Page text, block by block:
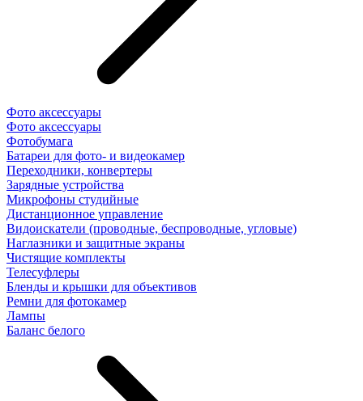
Фото аксессуары
Фото аксессуары
Фотобумага
Батареи для фото- и видеокамер
Переходники, конвертеры
Зарядные устройства
Микрофоны студийные
Дистанционное управление
Видоискатели (проводные, беспроводные, угловые)
Наглазники и защитные экраны
Чистящие комплекты
Телесуфлеры
Бленды и крышки для объективов
Ремни для фотокамер
Лампы
Баланс белого